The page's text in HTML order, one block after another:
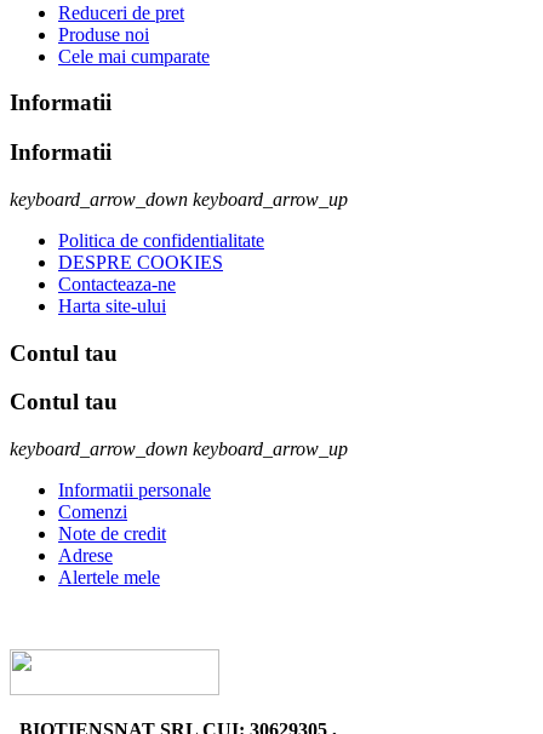
Reduceri de pret
Produse noi
Cele mai cumparate
Informatii
Informatii
keyboard_arrow_down keyboard_arrow_up
Politica de confidentialitate
DESPRE COOKIES
Contacteaza-ne
Harta site-ului
Contul tau
Contul tau
keyboard_arrow_down keyboard_arrow_up
Informatii personale
Comenzi
Note de credit
Adrese
Alertele mele
BIOTIENSNAT SRL CUI: 30629305 ,